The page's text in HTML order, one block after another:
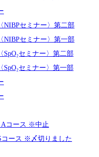
NIBPセミナー〉第二部
NIBPセミナー〉第一部
セミナー〉第二部
セミナー〉第一部
Aコース ※中止
コース ※〆切りました